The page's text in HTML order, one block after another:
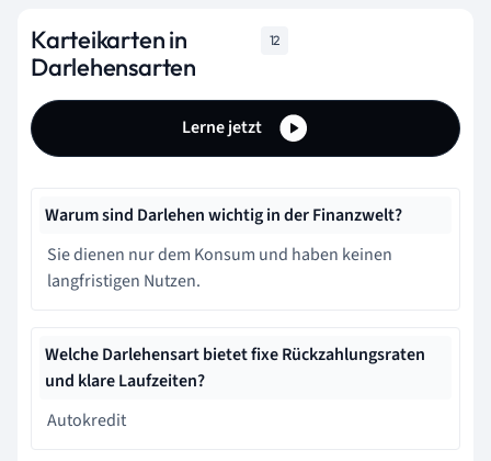
Karteikarten in
Darlehensarten
12
Lerne jetzt
Warum sind Darlehen wichtig in der Finanzwelt?
Sie dienen nur dem Konsum und haben keinen
langfristigen Nutzen.
Welche Darlehensart bietet fixe Rückzahlungsraten
und klare Laufzeiten?
Autokredit